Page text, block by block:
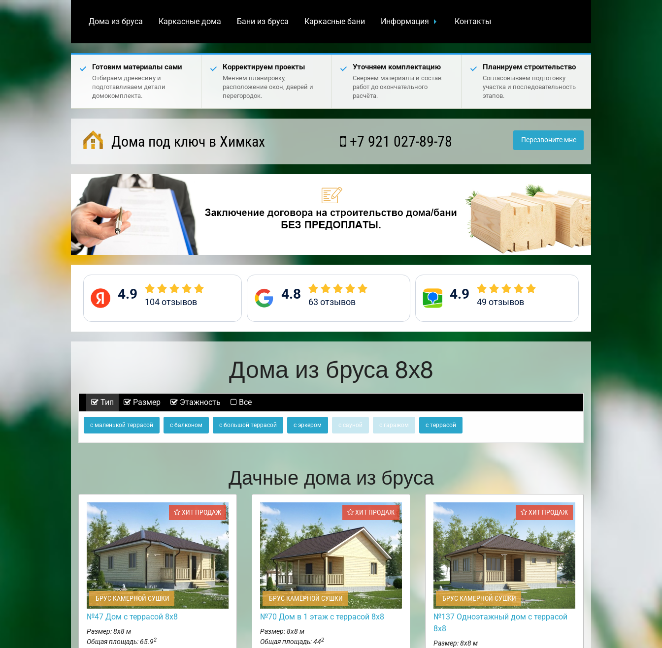
Дома из бруса Каркасные дома Бани из бруса Каркасные бани Информация Контакты
Готовим материалы сами
Отбираем древесину и
подготавливаем детали
домокомплекта.
Корректируем проекты
Меняем планировку,
расположение окон, дверей и
перегородок.
Уточняем комплектацию
Сверяем материалы и состав
работ до окончательного
расчёта.
Планируем строительство
Согласовываем подготовку
участка и последовательность
этапов.
Дома под ключ в Химках +7 921 027-89-78 Перезвоните мне
4.9 104отзывов 4.8 63 отзывов 4.9 49 отзывов
Дома из бруса 8х8
Тип Размер Этажность Все
с маленькой террасой с балконом с большой террасой с эркером с сауной с гаражом с террасой
Дачные дома из бруса
ХИТ ПРОДАЖ
БРУС КАМЕРНОЙ СУШКИ
№47 Дом с террасой 8х8
Размер: 8х8 м
Общая площадь: 65.92
ХИТ ПРОДАЖ
БРУС КАМЕРНОЙ СУШКИ
№70 Дом в 1 этаж с террасой 8х8
Размер: 8х8 м
Общая площадь: 442
ХИТ ПРОДАЖ
БРУС КАМЕРНОЙ СУШКИ
№137 Одноэтажный дом с террасой
8х8
Размер: 8х8 м